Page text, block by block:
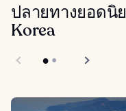
ปลายทางยอดนิ
Korea